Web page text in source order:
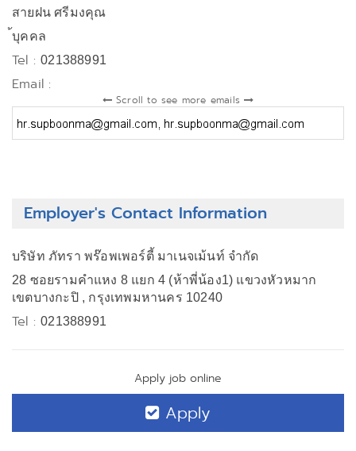
สายฝน ศรีมงคุณ
้บุคคล
Tel :021388991
Email :
Scroll to see more emails
Employer's Contact Information
บริษัท ภัทรา พร๊อพเพอร์ตี้ มาเนจเม้นท์ จำกัด
28 ซอยรามคำแหง 8 แยก 4 (ห้าพี่น้อง1) แขวงหัวหมาก
เขตบางกะปิ , กรุงเทพมหานคร 10240
Tel :021388991
Apply job online
Apply